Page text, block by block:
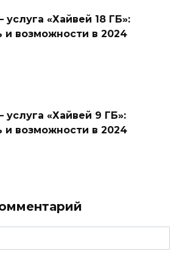
услуга «Хайвей 18 ГБ»:
и возможности в 2024
услуга «Хайвей 9 ГБ»:
и возможности в 2024